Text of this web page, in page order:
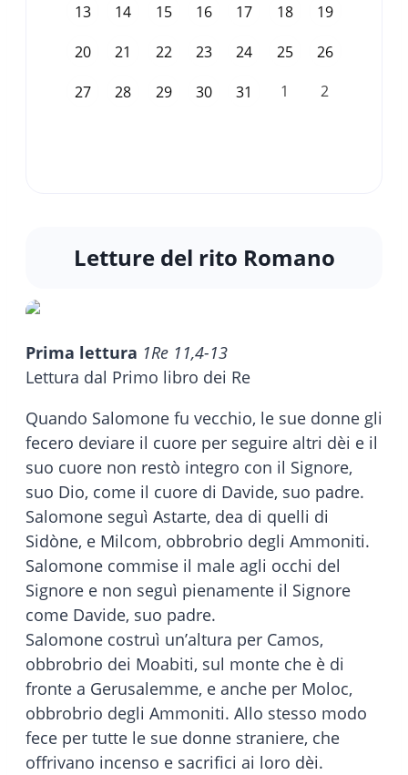
13 14 15 16 17 18 19
20 21 22 23 24 25 26
27 28 29 30 31 1 2
Letture del rito Romano
Prima lettura 1Re 11,4-13
Lettura dal Primo libro dei Re
Quando Salomone fu vecchio, le sue donne gli
fecero deviare il cuore per seguire altri dèi e il
suo cuore non restò integro con il Signore,
suo Dio, come il cuore di Davide, suo padre.
Salomone seguì Astarte, dea di quelli di
Sidòne, e Milcom, obbrobrio degli Ammoniti.
Salomone commise il male agli occhi del
Signore e non seguì pienamente il Signore
come Davide, suo padre.
Salomone costruì un’altura per Camos,
obbrobrio dei Moabiti, sul monte che è di
fronte a Gerusalemme, e anche per Moloc,
obbrobrio degli Ammoniti. Allo stesso modo
fece per tutte le sue donne straniere, che
offrivano incenso e sacrifici ai loro dèi.